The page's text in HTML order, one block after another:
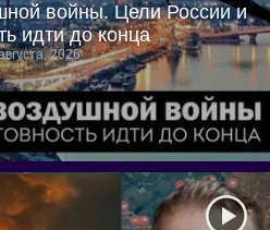
войны. Цели России и
идти до конца
2026